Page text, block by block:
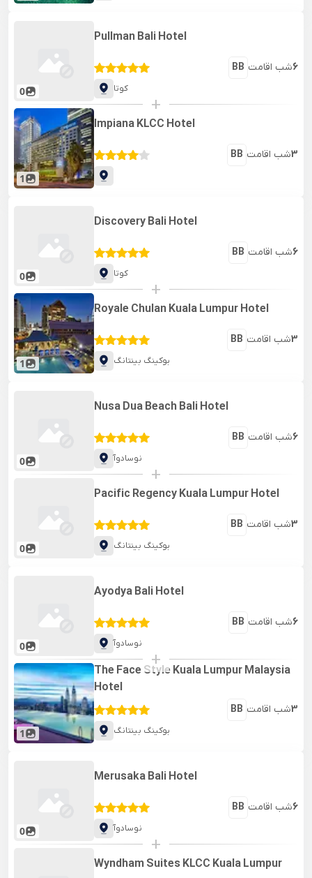
0
Pullman Bali Hotel
BB شب اقامت6
کوتا
+
1
Impiana KLCC Hotel
BB شب اقامت3
0
Discovery Bali Hotel
BB شب اقامت6
کوتا
+
1
Royale Chulan Kuala Lumpur Hotel
BB شب اقامت3
بوکینگ بینتانگ
0
Nusa Dua Beach Bali Hotel
BB شب اقامت6
نوسادوآ
+
0
Pacific Regency Kuala Lumpur Hotel
BB شب اقامت3
بوکینگ بینتانگ
0
Ayodya Bali Hotel
BB شب اقامت6
نوسادوآ
+
1
The Face Style Kuala Lumpur Malaysia
Hotel
BB شب اقامت3
بوکینگ بینتانگ
0
Merusaka Bali Hotel
BB شب اقامت6
نوسادوآ
+
Wyndham Suites KLCC Kuala Lumpur